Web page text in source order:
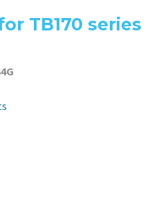
TB170 series